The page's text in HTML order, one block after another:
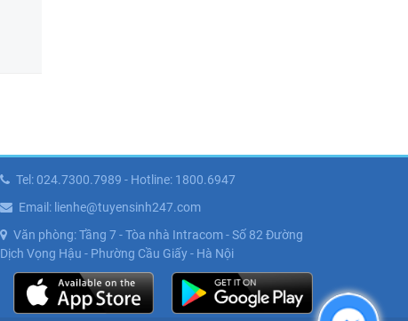
Tel: 024.7300.7989 - Hotline: 1800.6947
Email: lienhe@tuyensinh247.com
Văn phòng: Tầng 7 - Tòa nhà Intracom - Số 82 Đường
Dịch Vọng Hậu - Phường Cầu Giấy - Hà Nội